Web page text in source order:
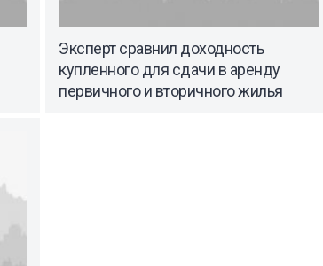
Эксперт сравнил доходность
купленного для сдачи в аренду
первичного и вторичного жилья